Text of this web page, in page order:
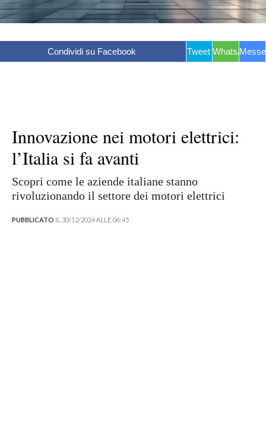
Condividi su Facebook Tweet WhatsApp
Innovazione nei motori elettrici:
l’Italia si fa avanti
Scopri come le aziende italiane stanno
rivoluzionando il settore dei motori elettrici
PUBBLICATO IL 30/12/2024 ALLE 06:45